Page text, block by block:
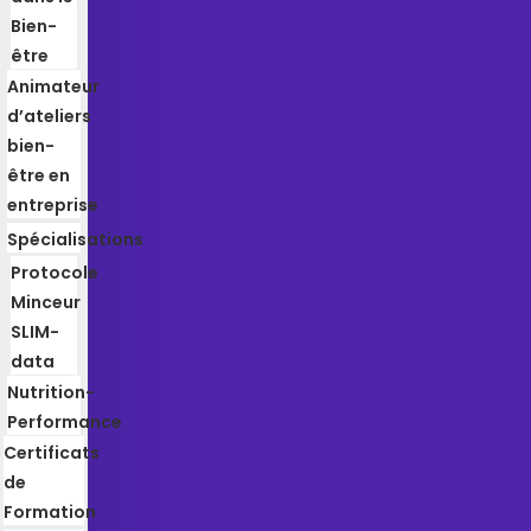
Bien-
être
Animateur
d’ateliers
bien-
être en
entreprise
Spécialisations
Protocole
Minceur
SLIM-
data
Nutrition-
Performance
Certificats
de
Formation